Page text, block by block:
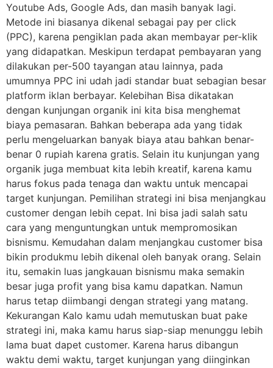
Youtube Ads, Google Ads, dan masih banyak lagi.
Metode ini biasanya dikenal sebagai pay per click
(PPC), karena pengiklan pada akan membayar per-klik
yang didapatkan. Meskipun terdapat pembayaran yang
dilakukan per-500 tayangan atau lainnya, pada
umumnya PPC ini udah jadi standar buat sebagian besar
platform iklan berbayar. Kelebihan Bisa dikatakan
dengan kunjungan organik ini kita bisa menghemat
biaya pemasaran. Bahkan beberapa ada yang tidak
perlu mengeluarkan banyak biaya atau bahkan benar-
benar 0 rupiah karena gratis. Selain itu kunjungan yang
organik juga membuat kita lebih kreatif, karena kamu
harus fokus pada tenaga dan waktu untuk mencapai
target kunjungan. Pemilihan strategi ini bisa menjangkau
customer dengan lebih cepat. Ini bisa jadi salah satu
cara yang menguntungkan untuk mempromosikan
bisnismu. Kemudahan dalam menjangkau customer bisa
bikin produkmu lebih dikenal oleh banyak orang. Selain
itu, semakin luas jangkauan bisnismu maka semakin
besar juga profit yang bisa kamu dapatkan. Namun
harus tetap diimbangi dengan strategi yang matang.
Kekurangan Kalo kamu udah memutuskan buat pake
strategi ini, maka kamu harus siap-siap menunggu lebih
lama buat dapet customer. Karena harus dibangun
waktu demi waktu, target kunjungan yang diinginkan